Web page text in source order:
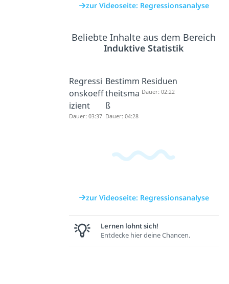
zur Videoseite: Regressionsanalyse
Beliebte Inhalte aus dem Bereich
Induktive Statistik
Regressi
onskoeff
izient
Dauer: 03:37
Bestimm
theitsma
ß
Dauer: 04:28
Residuen
Dauer: 02:22
zur Videoseite: Regressionsanalyse
Lernen lohnt sich!
Entdecke hier deine Chancen.